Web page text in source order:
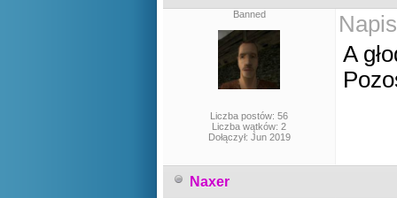
Banned
Liczba postów: 56
Liczba wątków: 2
Dołączył: Jun 2019
A
Naxer